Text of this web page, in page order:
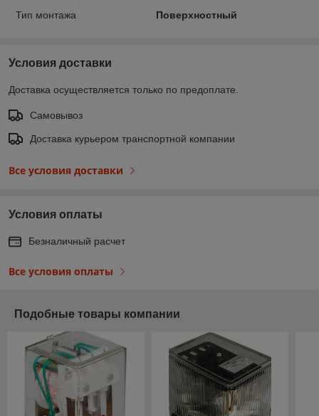
Тип монтажа
Поверхностный
Условия доставки
Доставка осуществляется только по предоплате.
Самовывоз
Доставка курьером транспортной компании
Все условия доставки
Условия оплаты
Безналичный расчет
Все условия оплаты
Подобные товары компании